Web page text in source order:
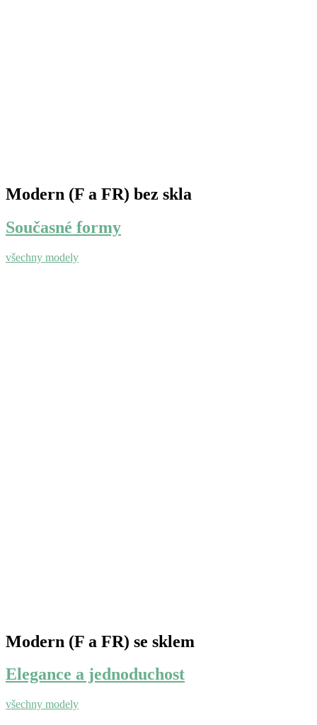
Modern (F a FR) bez skla
Současné formy
všechny modely
Modern (F a FR) se sklem
Elegance a jednoduchost
všechny modely